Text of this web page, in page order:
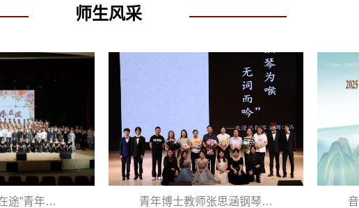
师生风采
途”青年… 青年博士教师张思涵钢琴…